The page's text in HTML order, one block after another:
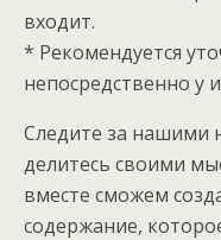
входит.
* Рекомендуется
непосредственно у
Следите за нашими
делитесь своими
вместе сможем
содержание,